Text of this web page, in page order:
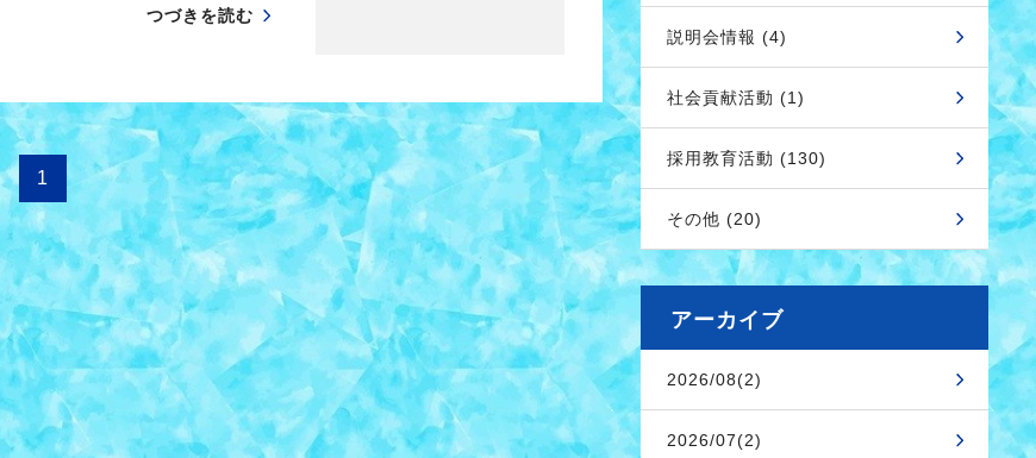
つづきを読む
1
説明会情報 (4)
社会貢献活動 (1)
採用教育活動 (130)
その他 (20)
アーカイブ
2026/08(2)
2026/07(2)